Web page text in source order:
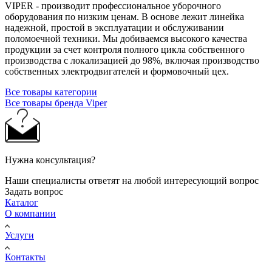
VIPER - производит профессиональное уборочного
оборудования по низким ценам. В основе лежит линейка
надежной, простой в эксплуатации и обслуживании
поломоечной техники. Мы добиваемся высокого качества
продукции за счет контроля полного цикла собственного
производства с локализацией до 98%, включая производство
собственных электродвигателей и формовочный цех.
Все товары категории
Все товары бренда Viper
Нужна консультация?
Наши специалисты ответят на любой интересующий вопрос
Задать вопрос
Каталог
О компании
Услуги
Контакты